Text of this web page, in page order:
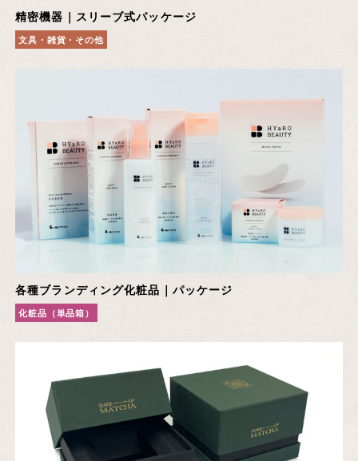
精密機器｜スリーブ式パッケージ
文具・雑貨・その他
各種ブランディング化粧品｜パッケージ
化粧品（単品箱）